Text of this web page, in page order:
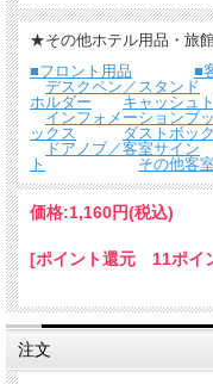
★その他ホテル用品・旅
■フロント用品
■
デスクペン／スタンド
ホルダー
キャッシュ
インフォメーションブ
ックス
ダストボッ
ドアノブ／客室サイン
ト
その他客
価格:1,160円(税込)
[ポイント還元 11ポイ
注文